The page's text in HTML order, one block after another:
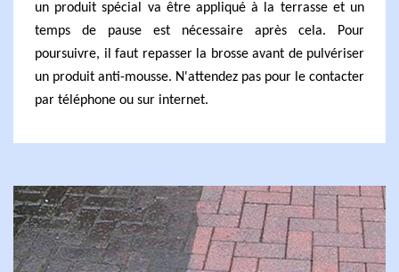
un produit spécial va être appliqué à la terrasse et un
temps de pause est nécessaire après cela. Pour
poursuivre, il faut repasser la brosse avant de pulvériser
un produit anti-mousse. N'attendez pas pour le contacter
par téléphone ou sur internet.